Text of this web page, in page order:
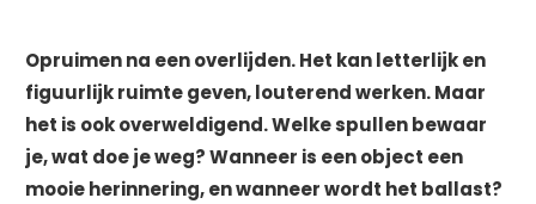
Opruimen na een overlijden. Het kan letterlijk en
figuurlijk ruimte geven, louterend werken. Maar
het is ook overweldigend. Welke spullen bewaar
je, wat doe je weg? Wanneer is een object een
mooie herinnering, en wanneer wordt het ballast?